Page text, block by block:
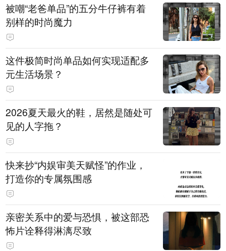
被嘲“老爸单品”的五分牛仔裤有着
别样的时尚魔力
这件极简时尚单品如何实现适配多
元生活场景？
2026夏天最火的鞋，居然是随处可
见的人字拖？
快来抄“内娱审美天赋怪”的作业，
打造你的专属氛围感
亲密关系中的爱与恐惧，被这部恐
怖片诠释得淋漓尽致